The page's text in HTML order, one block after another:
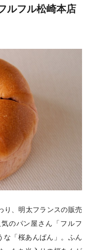
ルフル松崎本店
り、明太フランスの販売
のパン屋さん「フルフ
な「桜あんぱん」。ふん